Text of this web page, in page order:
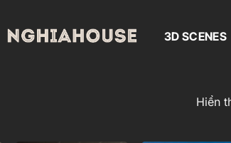
3D SCENES
Hiển